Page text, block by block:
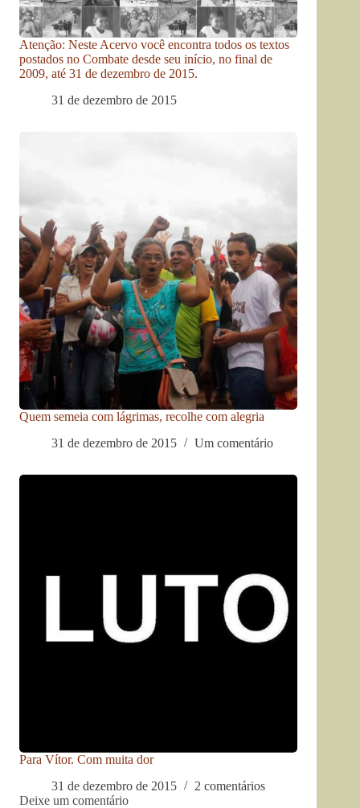
Atenção: Neste Acervo você encontra todos os textos
postados no Combate desde seu início, no final de
2009, até 31 de dezembro de 2015.
31 de dezembro de 2015
Quem semeia com lágrimas, recolhe com alegria
31 de dezembro de 2015
Um comentário
Para Vítor. Com muita dor
31 de dezembro de 2015
2 comentários
Deixe um comentário